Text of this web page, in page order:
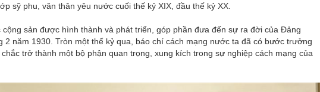
sỹ phu, văn thân yêu nước cuối thế kỷ XIX, đầu thế kỷ XX.
sản được hình thành và phát triển, góp phần đưa đến sự ra đời của Đảng
2 năm 1930. Tròn một thế kỷ qua, báo chí cách mạng nước ta đã có bước trưởng
trở thành một bộ phận quan trọng, xung kích trong sự nghiệp cách mạng của